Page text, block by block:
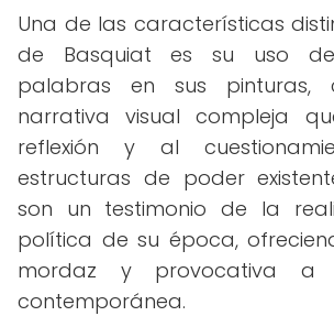
Una de las características
de Basquiat es su uso
palabras en sus pinturas,
narrativa visual compleja
reflexión y al
estructuras de poder
son un testimonio de la
política de su época,
mordaz y provocativa a
contemporánea.